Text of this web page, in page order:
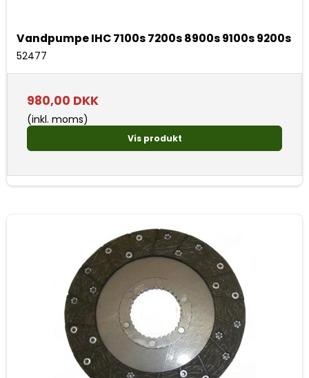
Vandpumpe IHC 7100s 7200s 8900s 9100s 9200s
52477
980,00 DKK
(inkl. moms)
Vis produkt